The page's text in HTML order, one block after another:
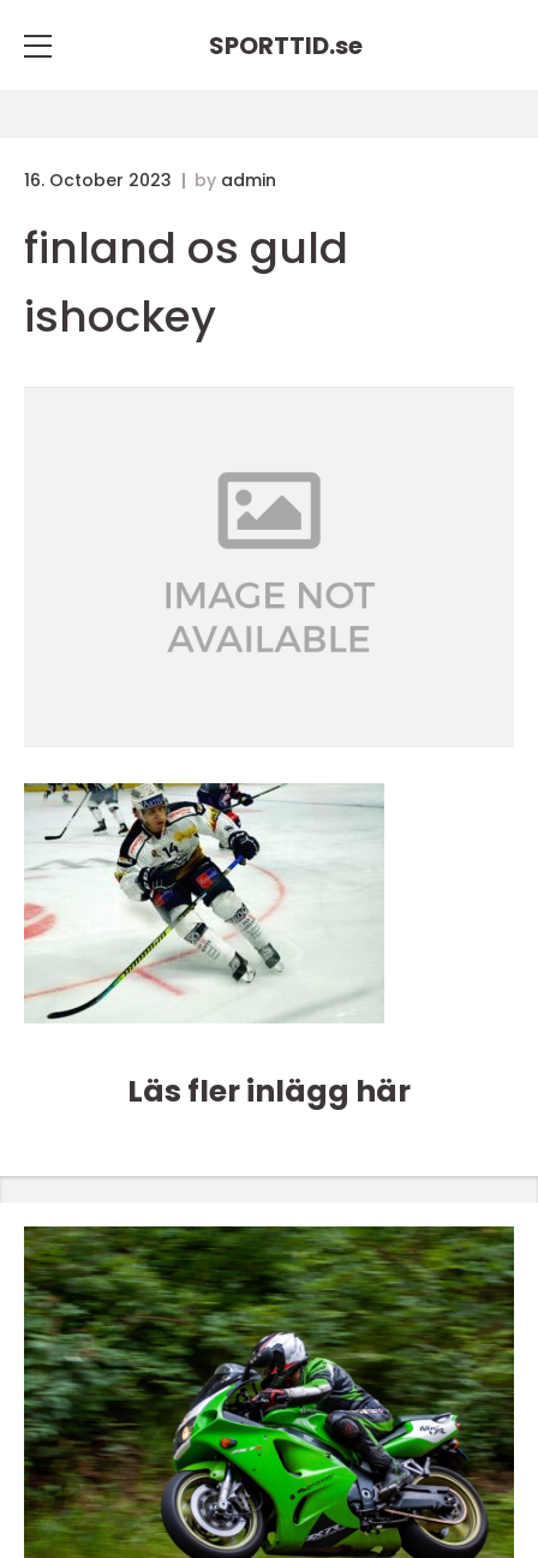
SPORTTID.se
16. October 2023 by admin
finland os guld
ishockey
Läs fler inlägg här